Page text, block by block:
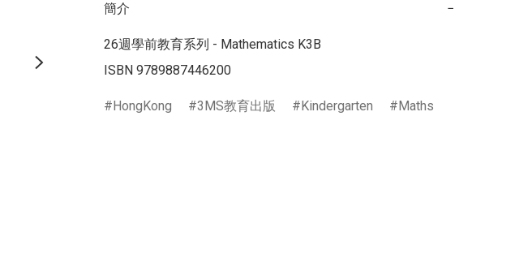
簡介 −
26週學前教育系列 - Mathematics K3B
ISBN 9789887446200
HongKong 3MS教育出版 Kindergarten Maths